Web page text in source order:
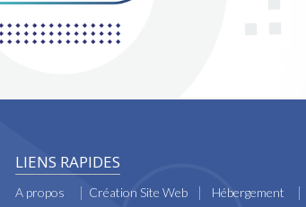
LIENS RAPIDES
A propos Création Site Web Hébergement